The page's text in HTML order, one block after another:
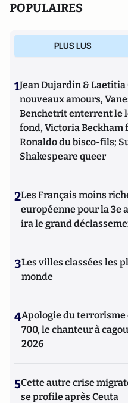
POPULAIRES
PLUS LUS
1Jean Dujardin &
nouveaux amours,
Benchetrit enterrent le
fond, Victoria
Ronaldo du bisco-fils;
Shakespeare queer
2Les Français moins
européenne pour la 3e
ira le grand
3Les villes classées les
monde
4Apologie du terrorisme
700, le chanteur à
2026
5Cette autre crise
se profile après Ceuta